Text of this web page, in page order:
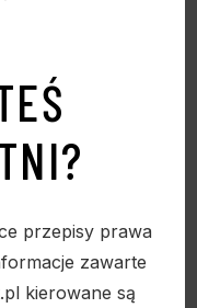
przepisy prawa
zawarte
kierowane są